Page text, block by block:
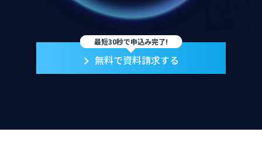
最短30秒で申込み完了!
無料で資料請求する